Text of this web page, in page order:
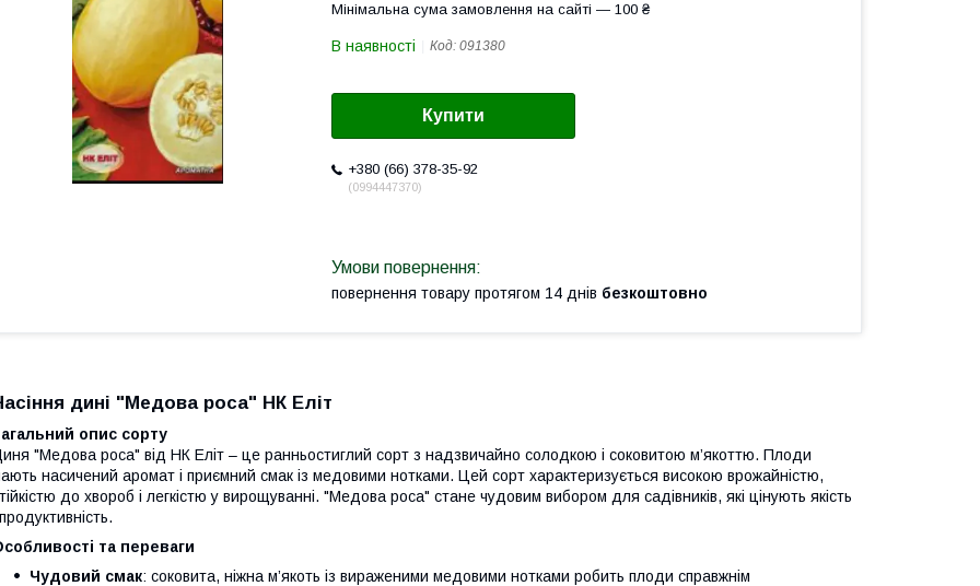
Мінімальна сума замовлення на сайті — 100 ₴
В наявності Код: 091380
Купити
+380 (66) 378-35-92
0994447370
повернення товару протягом 14 днів безкоштовно
дині "Медова роса" НК Еліт
опис сорту
"Медова роса" від НК Еліт – це ранньостиглий сорт з надзвичайно солодкою і соковитою м’якоттю. Плоди
насичений аромат і приємний смак із медовими нотками. Цей сорт характеризується високою врожайністю,
до хвороб і легкістю у вирощуванні. "Медова роса" стане чудовим вибором для садівників, які цінують якість
та переваги
Чудовий смак: соковита, ніжна м’якоть із вираженими медовими нотками робить плоди справжнім